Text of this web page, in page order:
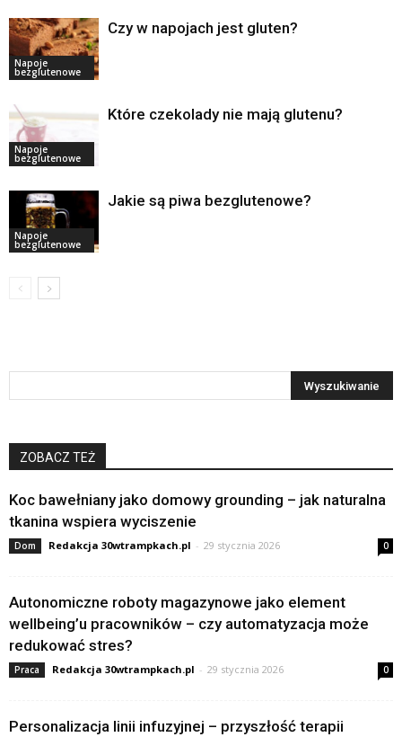
Napoje
bezglutenowe
Czy w napojach jest gluten?
Napoje
bezglutenowe
Które czekolady nie mają glutenu?
Napoje
bezglutenowe
Jakie są piwa bezglutenowe?
ZOBACZ TEŻ
Koc bawełniany jako domowy grounding – jak naturalna
tkanina wspiera wyciszenie
Dom Redakcja 30wtrampkach.pl - 29 stycznia 2026 0
Autonomiczne roboty magazynowe jako element
wellbeing’u pracowników – czy automatyzacja może
redukować stres?
Praca Redakcja 30wtrampkach.pl - 29 stycznia 2026 0
Personalizacja linii infuzyjnej – przyszłość terapii